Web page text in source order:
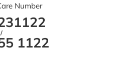
Number
/
1122